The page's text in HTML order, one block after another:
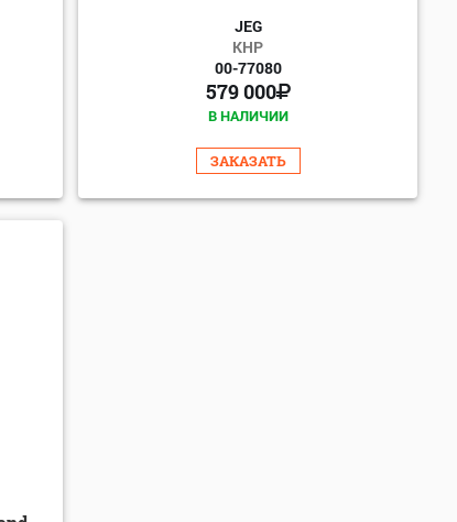
JEG
КНР
00-77080
579 000
В НАЛИЧИИ
ЗАКАЗАТЬ